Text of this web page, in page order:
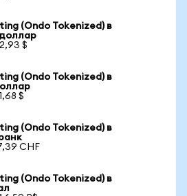
(Ondo Tokenized) в
$
(Ondo Tokenized) в
$
(Ondo Tokenized) в
CHF
(Ondo Tokenized) в